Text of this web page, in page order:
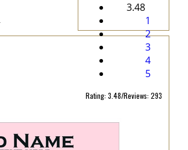
3.48
1
2
3
4
5
Rating: 3.48/Reviews: 293